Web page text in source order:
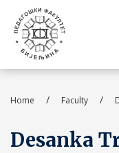
Home / Faculty /
Desanka